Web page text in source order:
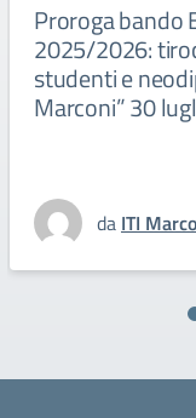
Proroga bando
2025/2026:
studenti e
Marconi” 30
da ITI